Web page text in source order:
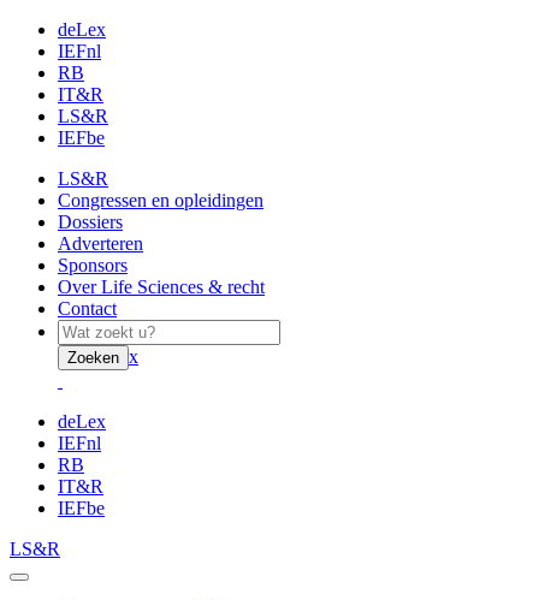
deLex
IEFnl
RB
IT&R
LS&R
IEFbe
LS&R
Congressen en opleidingen
Dossiers
Adverteren
Sponsors
Over Life Sciences & recht
Contact
Zoeken x
deLex
IEFnl
RB
IT&R
IEFbe
LS&R